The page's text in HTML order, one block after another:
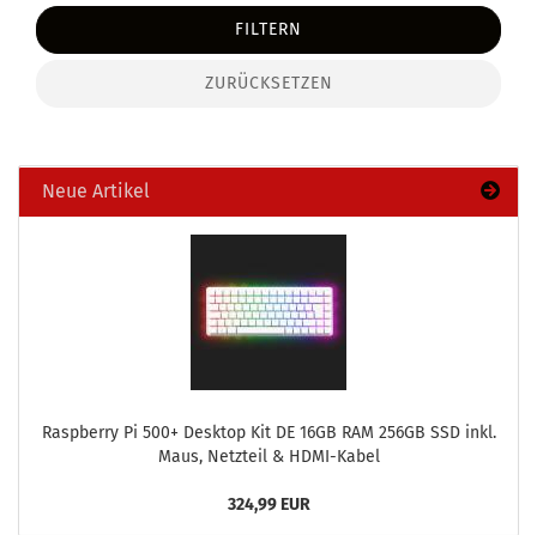
FILTERN
ZURÜCKSETZEN
Neue Artikel
Raspber­ry Pi 500+ Desk­top Kit DE 16GB RAM 256GB SSD inkl.
Maus, Netz­teil & HDMI-​Kabel
324,99 EUR